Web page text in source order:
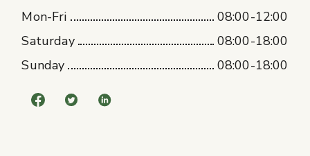
Mon-Fri
08:00-12:00
Saturday
08:00-18:00
Sunday
08:00-18:00